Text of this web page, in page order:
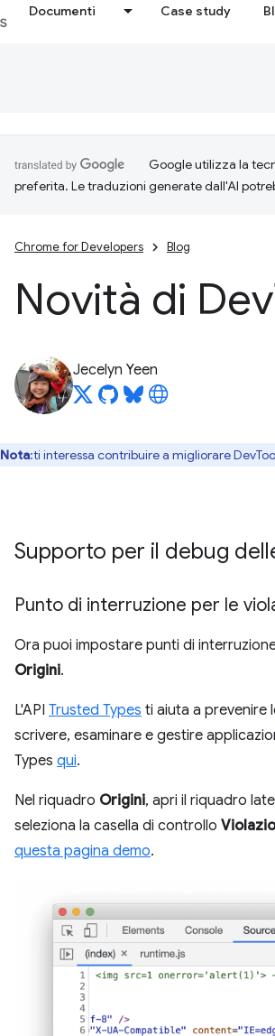
Documenti Case study
Google utilizza la
preferita. Le traduzioni generate dall'AI
Chrome for Developers Blog
Novità di Dev
Jecelyn Yeen
Nota:ti interessa contribuire a migliorare
Supporto per il debug
Punto di interruzione per le
Ora puoi impostare punti di
Origini.
L'API Trusted Types ti aiuta a prevenire
scrivere, esaminare e gestire
Types qui.
Nel riquadro Origini, apri il riquadro
seleziona la casella di controllo
questa pagina demo.